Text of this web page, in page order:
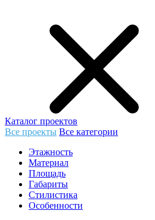
Каталог проектов
Все проекты Все категории
Этажность
Материал
Площадь
Габариты
Стилистика
Особенности